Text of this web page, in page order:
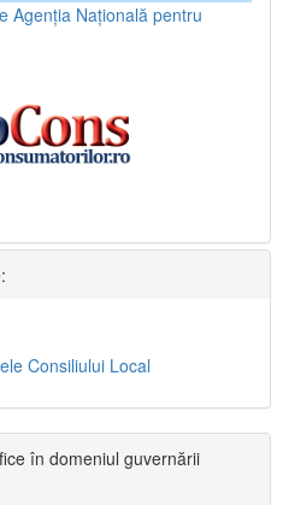
Agenția Națională pentru
Consiliului Local
în domeniul guvernării